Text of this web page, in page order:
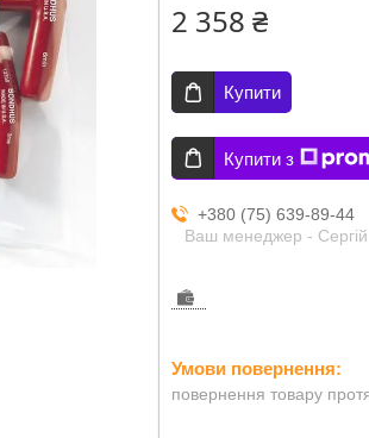
2 358 ₴
Купити
Купити з
+380 (75) 639-89-44
Ваш менеджер - Сергій
повернення товару